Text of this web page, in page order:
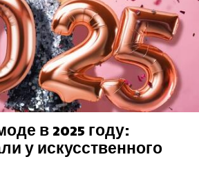
в 2025 году:
у искусственного